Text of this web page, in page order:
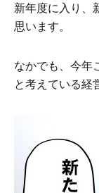
新年度に入り、
思います。
なかでも、今年
と考えている経